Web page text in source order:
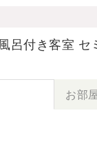
呂付き客室 セ
お部